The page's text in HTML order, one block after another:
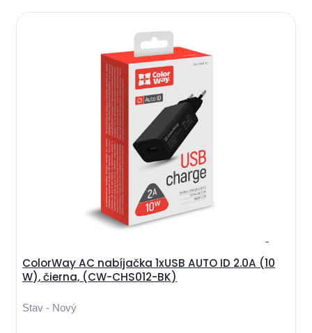
ColorWay AC nabíjačka 1xUSB AUTO ID 2.0A (10
W), čierna, (CW-CHS012-BK)
Stav - Nový